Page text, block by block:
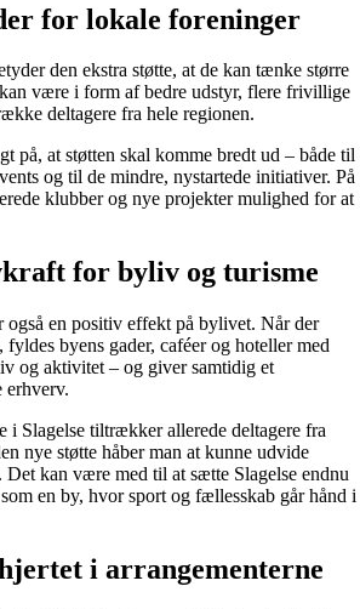
for lokale foreninger
den ekstra støtte, at de kan tænke større
være i form af bedre udstyr, flere frivillige
deltagere fra hele regionen.
på, at støtten skal komme bredt ud – både til
og til de mindre, nystartede initiativer. På
klubber og nye projekter mulighed for at
for byliv og turisme
også en positiv effekt på bylivet. Når der
byens gader, caféer og hoteller med
og aktivitet – og giver samtidig et
i Slagelse tiltrækker allerede deltagere fra
nye støtte håber man at kunne udvide
kan være med til at sætte Slagelse endnu
en by, hvor sport og fællesskab går hånd i
i arrangementerne